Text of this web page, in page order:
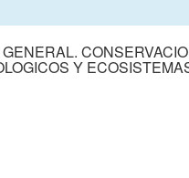
Y